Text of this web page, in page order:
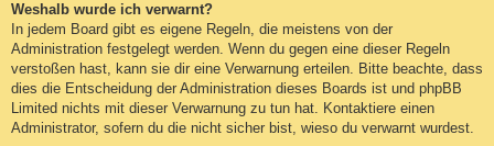
Weshalb wurde ich verwarnt?
In jedem Board gibt es eigene Regeln, die meistens von der
Administration festgelegt werden. Wenn du gegen eine dieser Regeln
verstoßen hast, kann sie dir eine Verwarnung erteilen. Bitte beachte, dass
dies die Entscheidung der Administration dieses Boards ist und phpBB
Limited nichts mit dieser Verwarnung zu tun hat. Kontaktiere einen
Administrator, sofern du die nicht sicher bist, wieso du verwarnt wurdest.